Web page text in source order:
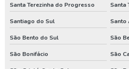
Perfurador de poço no parana
Perfurador de poço no rio grande do sul
Perfuração de poço em santa catarina
Perfuração de poço no parana
Santa Terezinha do Progresso Santa
Santiago do Sul Santo
São Bento do Sul São
São Bonifácio São